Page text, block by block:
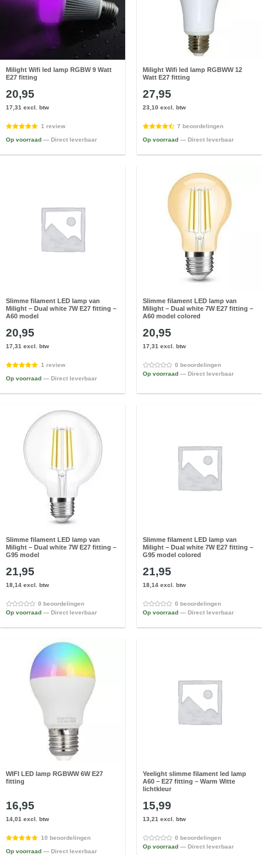
Milight Wifi led lamp RGBW 9 Watt
E27 fitting
20,95
17,31 excl. btw
1 review
Op voorraad — Direct leverbaar
Milight Wifi led lamp RGBWW 12
Watt E27 fitting
27,95
23,10 excl. btw
7 beoordelingen
Op voorraad — Direct leverbaar
Slimme filament LED lamp van
Milight – Dual white 7W E27 fitting –
A60 model
20,95
17,31 excl. btw
1 review
Op voorraad — Direct leverbaar
Slimme filament LED lamp van
Milight – Dual white 7W E27 fitting –
A60 model colored
20,95
17,31 excl. btw
0 beoordelingen
Op voorraad — Direct leverbaar
Slimme filament LED lamp van
Milight – Dual white 7W E27 fitting –
G95 model
21,95
18,14 excl. btw
0 beoordelingen
Op voorraad — Direct leverbaar
Slimme filament LED lamp van
Milight – Dual white 7W E27 fitting –
G95 model colored
21,95
18,14 excl. btw
0 beoordelingen
Op voorraad — Direct leverbaar
WIFI LED lamp RGBWW 6W E27
fitting
16,95
14,01 excl. btw
10 beoordelingen
Op voorraad — Direct leverbaar
Yeelight slimme filament led lamp
A60 – E27 fitting – Warm Witte
lichtkleur
15,99
13,21 excl. btw
0 beoordelingen
Op voorraad — Direct leverbaar